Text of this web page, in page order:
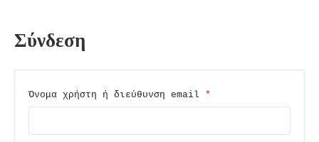
Σύνδεση
Όνομα χρήστη ή διεύθυνση email *